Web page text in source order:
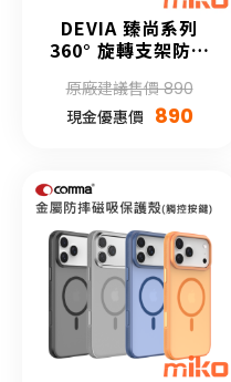
DEVIA 臻尚系列
360° 旋轉支架防摔
原廠建議售價 890
現金優惠價 890